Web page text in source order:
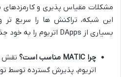
مشکلات مقیاس پذیری و کارمزدهای
این شبکه، تراکنش ها را سریع تر
بسیاری از DApps اتریوم را به خود جذب کرده است.
چرا MATIC مناسب است؟
نقش
اتریوم، پذیرش گسترده توسط